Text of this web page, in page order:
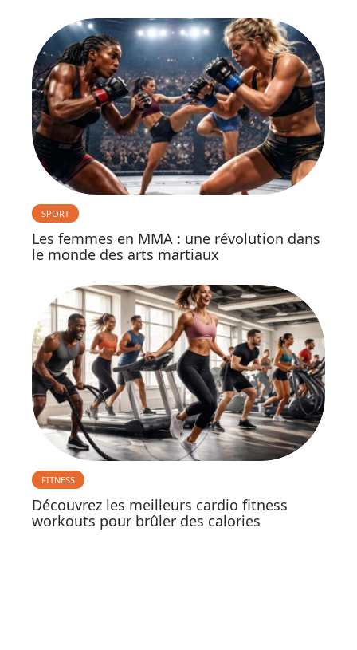
SPORT
Les femmes en MMA : une révolution dans
le monde des arts martiaux
FITNESS
Découvrez les meilleurs cardio fitness
workouts pour brûler des calories